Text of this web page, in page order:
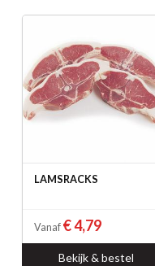
LAMSRACKS
Vanaf € 4,79
Bekijk & bestel